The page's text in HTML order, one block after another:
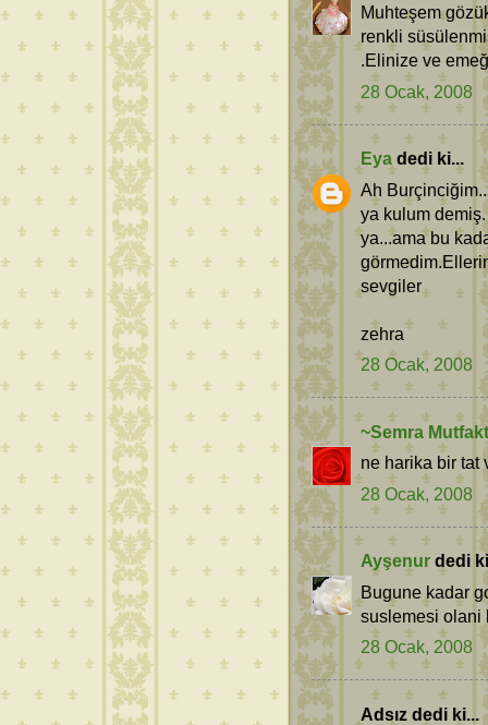
Muhteşem
renkli
.Elinize ve
28 Ocak, 2008
Eya dedi ki...
Ah
ya kulum
ya...ama bu
sevgiler
zehra
28 Ocak, 2008
~Semra
ne harika bir tat
28 Ocak, 2008
Ayşenur dedi
Bugune kadar
suslemesi olani
28 Ocak, 2008
Adsız dedi ki...